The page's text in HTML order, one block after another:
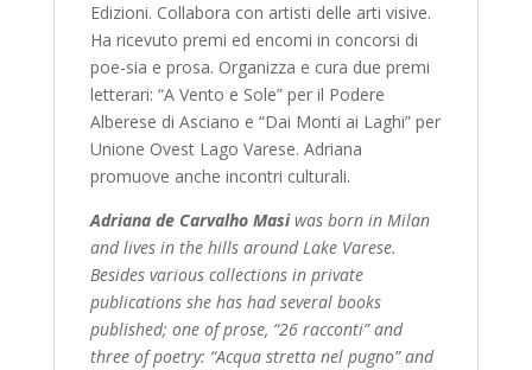
Edizioni. Collabora con artisti delle arti visive.
Ha ricevuto premi ed encomi in concorsi di
poe-sia e prosa. Organizza e cura due premi
letterari: “A Vento e Sole” per il Podere
Alberese di Asciano e “Dai Monti ai Laghi” per
Unione Ovest Lago Varese. Adriana
promuove anche incontri culturali.
Adriana de Carvalho Masiwas born in Milan
and lives in the hills around Lake Varese.
Besides various collections in private
publications she has had several books
published; one of prose, “26 racconti” and
three of poetry: “Acqua stretta nel pugno” and